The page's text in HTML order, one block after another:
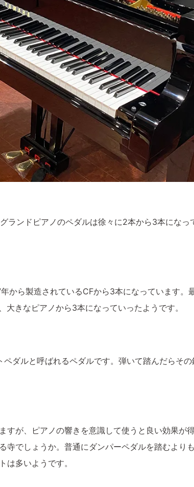
ランドピアノのペダルは徐々に2本から3本にな
から製造されているCFから3本になっています。
きなピアノから3本になっていったようです。
ダルと呼ばれるペダルです。弾いて踏んだらそ
すが、ピアノの響きを意識して使うと良い効果が
寺でしょうか。普通にダンパーペダルを踏むより
は多いようです。